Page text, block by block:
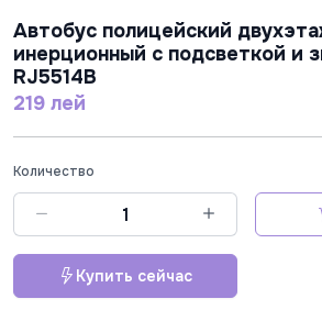
Автобус полицейский
инерционный с подсветкой и
RJ5514B
219 лей
Количество
Купить сейчас